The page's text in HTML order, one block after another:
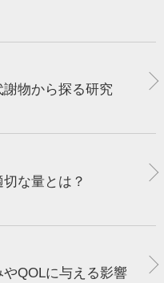
物から探る研究
な量とは？
QOLに与える影響